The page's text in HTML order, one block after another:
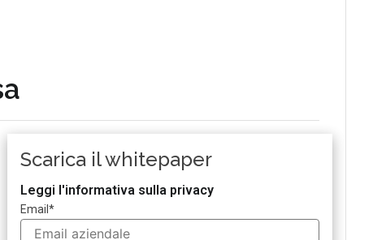
Scarica il whitepaper
Leggi l'informativa sulla privacy
Email *